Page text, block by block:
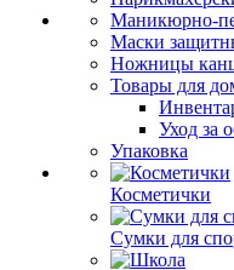
Маникюрно-
Маски
Ножницы
Товары для
Уход за
Упаковка
Косметички
Сумки для